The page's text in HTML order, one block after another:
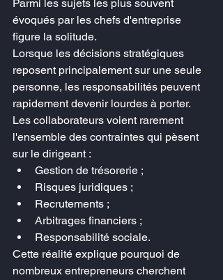
Parmi les sujets les plus souvent
évoqués par les chefs d'entreprise
figure la solitude.
Lorsque les décisions stratégiques
reposent principalement sur une seule
personne, les responsabilités peuvent
rapidement devenir lourdes à porter.
Les collaborateurs voient rarement
l'ensemble des contraintes qui pèsent
sur le dirigeant :
Gestion de trésorerie ;
Risques juridiques ;
Recrutements ;
Arbitrages financiers ;
Responsabilité sociale.
Cette réalité explique pourquoi de
nombreux entrepreneurs cherchent